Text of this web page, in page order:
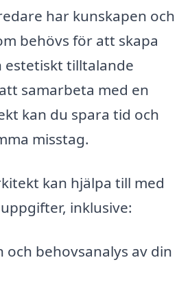
har kunskapen och
behövs för att skapa
estetiskt tilltalande
samarbeta med en
kan du spara tid och
misstag.
kan hjälpa till med
inklusive:
och behovsanalys av din